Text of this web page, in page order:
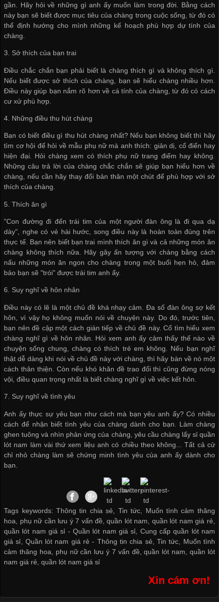
gần. Hãy hỏi về những gì anh ấy muốn làm trong đời. Bằng cách
này bạn sẽ biết được mục tiêu của chàng trong cuộc sống, từ đó có
thể định hướng cho mình những kế hoạch phù hợp dự tính của
chàng.
3. Sở thích của bạn trai
Điều chắc chắn bạn phải biết là chàng thích gì và không thích gì.
Nếu biết được sở thích của chàng, bạn sẽ hiểu chàng nhiều hơn.
Điều này giúp bạn nắm rõ hơn về cá tính của chàng, từ đó có cách
cư xử phù hợp.
4. Những điều thu hút chàng
Bạn có biết điều gì thu hút chàng nhất? Nếu bạn không biết thì hãy
tìm cơ hội để hỏi về mẫu phụ nữ mà anh thích: giản dị, cổ điển hay
hiện đại. Hỏi chàng xem có thích phụ nữ trang điểm hay không.
Những câu trả lời của chàng chắc chắn sẽ giúp bạn hiểu hơn về
chàng, nếu cần hãy thay đổi bản thân một chút để phù hợp với sở
thích của chàng.
5. Thích ăn gì
"Con đường đi đến trái tim của một người đàn ông là đi qua dạ
dày", nghe có vẻ hài hước, song điều này là hoàn toàn đúng trên
thực tế. Bạn nên biết bạn trai mình thích ăn gì và cả những món ăn
chàng không thích nữa. Hãy gây ấn tượng với chàng bằng cách
nấu những món ăn ngon cho chàng trong một buổi hẹn hò, đảm
bảo bạn sẽ "trói" được trái tim anh ấy.
6. Suy nghĩ về hôn nhân
Điều này có lẽ là một chủ đề khá nhạy cảm. Đa số đàn ông sợ kết
hôn, vì vậy họ không muốn nói về chuyện này. Do đó, trước tiên,
bạn nên đề cập một cách gián tiếp về chủ đề này. Cố tìm hiểu xem
chàng nghĩ gì về hôn nhân. Hỏi xem anh ấy cảm thấy thế nào về
chuyện sống chung, chàng có thích trẻ em không. Nếu bạn nghĩ
thật dễ dàng khi nói về chủ đề này với chàng, thì hãy bàn về nó một
cách thân thiện. Còn nếu khó khăn đề trao đổi thì cũng đừng nóng
vội, điều quan trọng nhất là biết chàng nghĩ gì về việc kết hôn.
7. Suy nghĩ về tình yêu
Anh ấy thực sự yêu bạn như cách mà bạn yêu anh ấy? Có nhiều
cách để nhận biết tình yêu của chàng dành cho bạn. Làm chàng
ghen tuông và nhìn phản ứng của chàng, yêu cầu chàng lấy sỉ quần
lót nam làm vài thứ xem liệu anh có chiều theo không... Tất cả cử
chỉ nhỏ chàng làm sẽ chứng minh tình yêu của anh ấy dành cho
bạn.
Tags keywords: Thông tin chia sẻ, Tin tức, Muốn tình cảm thăng
hoa, phụ nữ cần lưu ý 7 vấn đề, quần lót nam, quần lót nam giá rẻ,
quần lót nam giá sỉ -Quần lót nam giá sỉ
Cung cấp quần lót nam
giá sỉ
Quần lót nam giá rẻ - Thông tin chia sẻ Tin tức
Muốn tình
cảm thăng hoa
phụ nữ cần lưu ý 7 vấn đề ,quần lót nam
quần lót
nam giá rẻ ,quần lót nam giá sỉ
Xin cám ơn!